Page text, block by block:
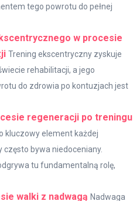
tego powrotu do pełnej
w procesie
Trening ekscentryczny zyskuje
rehabilitacji, a jego
do zdrowia po kontuzjach jest
regeneracji po treningu
kluczowy element każdej
bywa niedoceniany.
tu fundamentalną rolę,
walki z nadwagą Nadwaga